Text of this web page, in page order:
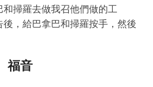
掃羅去做我召他們做的工
，給巴拿巴和掃羅按手，然後
福音